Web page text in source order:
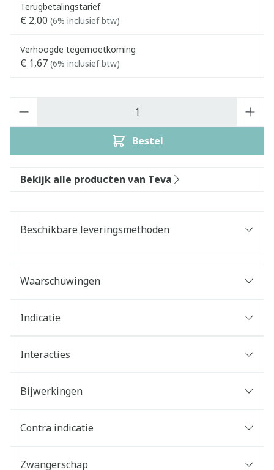
Terugbetalingstarief
€ 2,00 (6% inclusief btw)
Verhoogde tegemoetkoming
€ 1,67 (6% inclusief btw)
Bestel
Bekijk alle producten van Teva
Beschikbare leveringsmethoden
Waarschuwingen
Indicatie
Interacties
Bijwerkingen
Contra indicatie
Zwangerschap